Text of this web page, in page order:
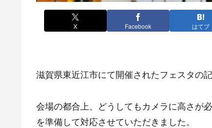
X Facebook はてブ
滋賀県東近江市にて開催されたフェスタの
会場の都合上、どうしてもカメラに高さが
を準備して対応させていただきました。